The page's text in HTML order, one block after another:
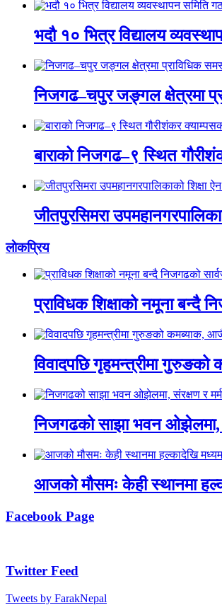
भदौ १० भित्र विद्यालय
निजगढ–चपुर जङ्गल क्षेत्रमा
बाराको निजगढ–९ स्थित
जीतपुरसिमरा
लाेकप्रिय
प्राविधक शिक्षाको नमूना बन्दै
विवादपछि गृहमन्त्रीमा
निजगढको साझा भवन ओझेलमा,
आजको मौसमः केही स्थानमा
Facebook Page
Twitter Feed
Tweets by FarakNepal